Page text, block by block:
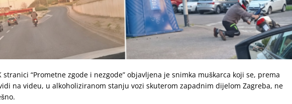
stranici “Prometne zgode i nezgode” objavljena je snimka muškarca koji se, prema
na videu, u alkoholiziranom stanju vozi skuterom zapadnim dijelom Zagreba, ne